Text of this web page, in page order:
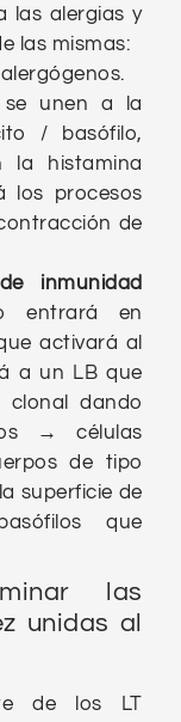
las alergias y
las mismas:
se unen a la
/ basófilo,
la histamina
los procesos
de
de inmunidad
entrará en
activará al
a un LB que
clonal dando
→ células
de tipo
superficie de
que
las
unidas al
de los LT